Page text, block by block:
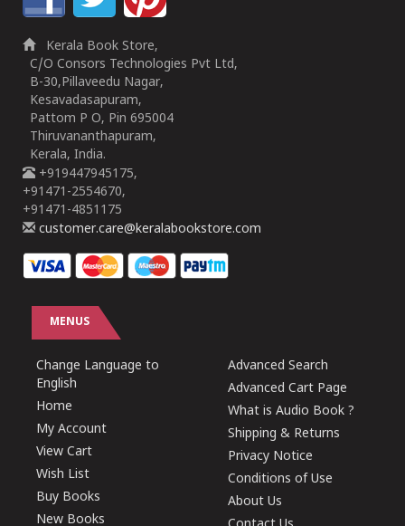
Kerala Book Store,
C/O Consors Technologies Pvt Ltd,
B-30,Pillaveedu Nagar,
Kesavadasapuram,
Pattom P O, Pin 695004
Thiruvananthapuram,
Kerala, India.
+919447945175,
+91471-2554670,
+91471-4851175
customer.care@keralabookstore.com
MENUS
Change Language to
English
Home
My Account
View Cart
Wish List
Buy Books
New Books
Advanced Search
Advanced Cart Page
What is Audio Book ?
Shipping & Returns
Privacy Notice
Conditions of Use
About Us